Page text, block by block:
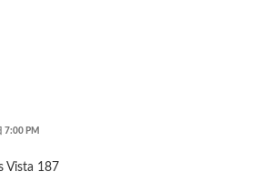
7:00 PM
Vista 187